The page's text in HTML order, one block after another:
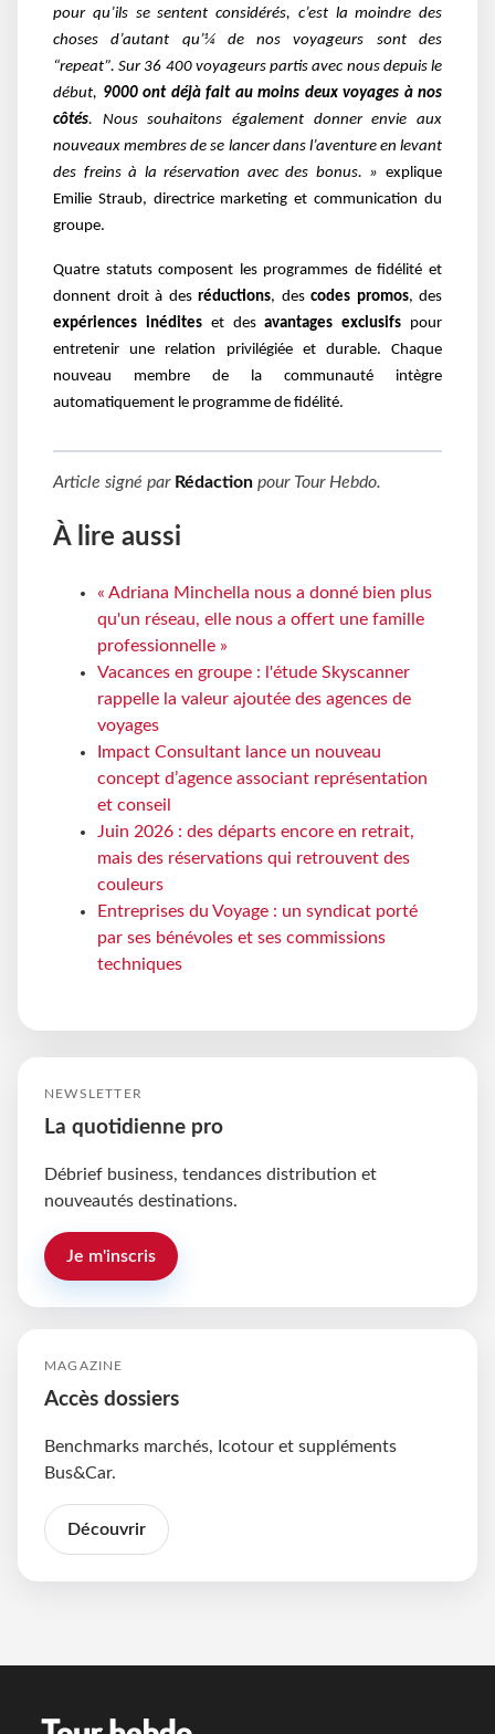
pour qu’ils se sentent considérés, c’est la moindre des
choses d’autant qu’¼ de nos voyageurs sont des
“repeat”. Sur 36 400 voyageurs partis avec nous depuis le
début, 9000 ont déjà fait au moins deux voyages à nos
côtés. Nous souhaitons également donner envie aux
nouveaux membres de se lancer dans l’aventure en levant
des freins à la réservation avec des bonus. » explique
Emilie Straub, directrice marketing et communication du
groupe.
Quatre statuts composent les programmes de fidélité et
donnent droit à des réductions, des codes promos, des
expériences inéditeset desavantages exclusifs pour
entretenir une relation privilégiée et durable. Chaque
nouveau membre de la communauté intègre
automatiquement le programme de fidélité.
Article signé par Rédaction pour Tour Hebdo.
À lire aussi
« Adriana Minchella nous a donné bien plus
qu'un réseau, elle nous a offert une famille
professionnelle »
Vacances en groupe : l'étude Skyscanner
rappelle la valeur ajoutée des agences de
voyages
Impact Consultant lance un nouveau
concept d’agence associant représentation
et conseil
Juin 2026 : des départs encore en retrait,
mais des réservations qui retrouvent des
couleurs
Entreprises du Voyage : un syndicat porté
par ses bénévoles et ses commissions
techniques
NEWSLETTER
La quotidienne pro
Débrief business, tendances distribution et
nouveautés destinations.
Je m'inscris
MAGAZINE
Accès dossiers
Benchmarks marchés, Icotour et suppléments
Bus&Car.
Découvrir